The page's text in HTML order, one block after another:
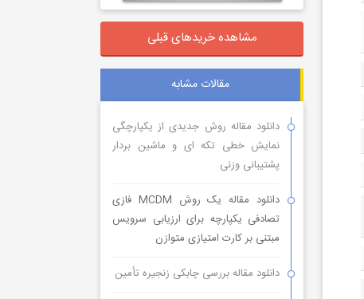
مشاهده خریدهای قبلی
مقالات مشابه
دانلود مقاله روش جدیدی از یکپارچگی
نمایش خطی تکه ای و ماشین بردار
پشتیبانی وزنی
دانلود مقاله یک روش MCDM فازی
تصادفی یکپارچه برای ارزیابی سرویس
مبتنی بر کارت امتیازی متوازن
دانلود مقاله بررسی چابکی زنجیره تأمین